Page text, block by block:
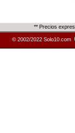
** Precios
© 2002/2022 Solo10.com